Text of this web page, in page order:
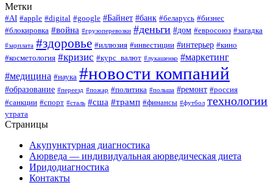
Метки
#AI #apple #digital #google #Байнет #банк #беларусь #бизнес
#блокировка #война #грузоперевозки #деньги #дом #евросоюз #загадка
#зарплата #здоровье #иллюзия #инвестиции #интерьер #кино
#косметология #кризис #курс_валют #лукашенко #маркетинг
#медицина #наука #новости компаний
#образование #переезд #пожар #политика #польша #ремонт #россия
#санкции #спорт #сталь #сша #трамп #финансы #футбол технологии
утрата
Страницы
Акупунктурная диагностика
Аюрведа — индивидуальная аюрведическая диета
Иридодиагностика
Контакты